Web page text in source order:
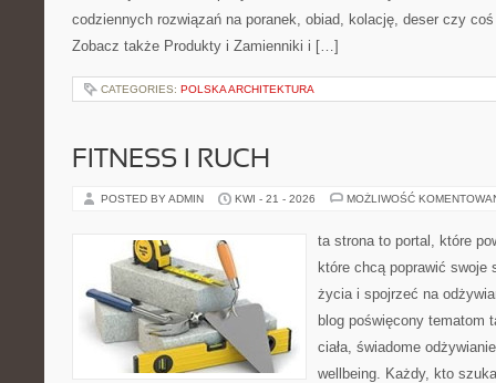
codziennych rozwiązań na poranek, obiad, kolację, deser czy
Zobacz także Produkty i Zamienniki i […]
CATEGORIES: POLSKA ARCHITEKTURA
FITNESS I RUCH
POSTED BY ADMIN KWI - 21 - 2026 MOŻLIWOŚĆ
ta strona to portal, które
które chcą poprawić
życia i spojrzeć na
blog poświęcony tematom
ciała, świadome
wellbeing. Każdy, kto